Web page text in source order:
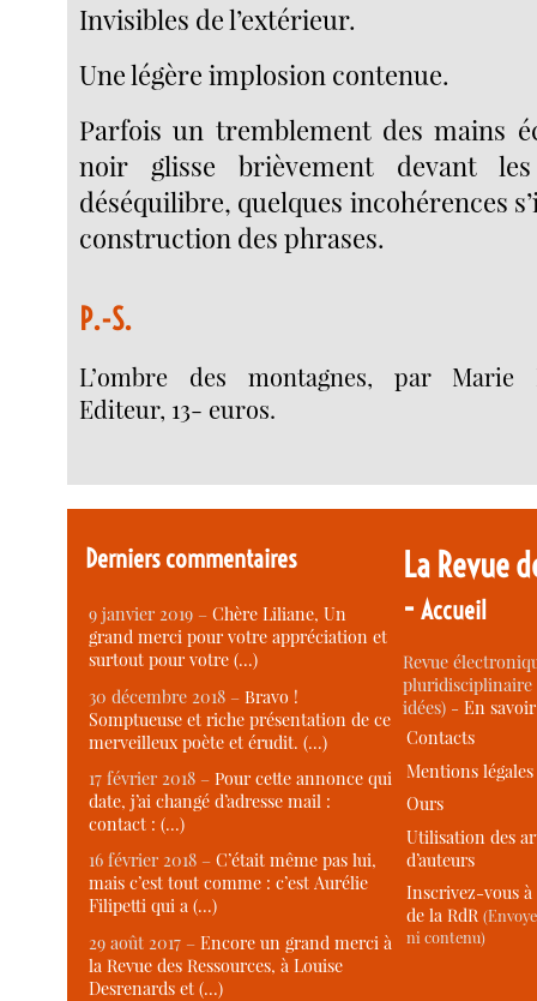
Invisibles de l’extérieur.
Une légère implosion contenue.
Parfois un tremblement des mains
noir glisse brièvement devant
déséquilibre, quelques incohérences
construction des phrases.
P.-S.
L’ombre des montagnes, par Marie
Editeur, 13- euros.
Derniers commentaires
9 janvier 2019 –Chère Liliane, Un
grand merci pour votre appréciation et
surtout pour votre (…)
30 décembre 2018 –Bravo !
Somptueuse et riche présentation de ce
merveilleux poète et érudit. (…)
17 février 2018 –Pour cette annonce qui
date, j’ai changé d’adresse mail :
contact : (…)
16 février 2018 –C’était même pas lui,
mais c’est tout comme : c’est Aurélie
Filipetti qui a (…)
29 août 2017 –Encore un grand merci à
la Revue des Ressources, à Louise
Desrenards et (…)
La Revue
-Accueil
Revue
idées) -En
Contacts
Mentions légales
Ours
Utilisation des
d’auteurs
Inscrivez-vous
de la RdR
ni contenu)